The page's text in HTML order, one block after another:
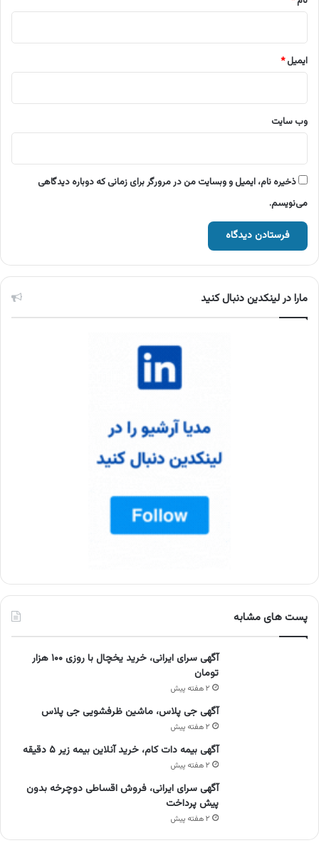
ایمیل*
وب‌ سایت
ذخیره نام، ایمیل و وبسایت من در مرورگر برای زمانی که دوباره دیدگاهی
می‌نویسم.
مارا در لینکدین دنبال کنید
پست های مشابه
آگهی سرای ایرانی، خرید یخچال با روزی ۱۰۰ هزار
تومان
۲ هفته پیش
آگهی جی پلاس، ماشین ظرفشویی جی پلاس
۲ هفته پیش
آگهی بیمه دات کام، خرید آنلاین بیمه زیر ۵ دقیقه
۲ هفته پیش
آگهی سرای ایرانی، فروش اقساطی دوچرخه بدون
پیش پرداخت
۲ هفته پیش